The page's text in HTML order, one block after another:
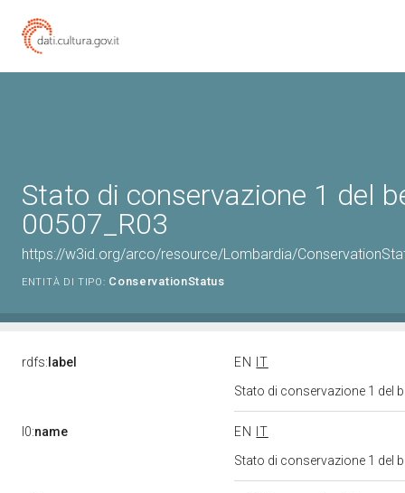
Stato di conservazione 1 del
00507_R03
https://w3id.org/arco/resource/Lombardia/
ENTITÀ DI TIPO: ConservationStatus
rdfs: label EN
IT
Stato di conservazione 1 del
l0:name EN
IT
Stato di conservazione 1 del